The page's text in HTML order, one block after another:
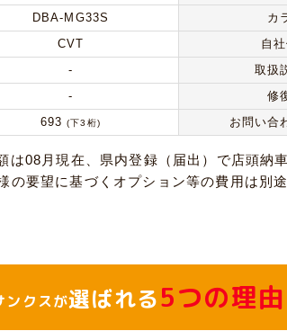
DBA-MG33S カ
CVT 自
- 取扱
- 修
693 (下3桁) お問い合
は08月現在、県内登録（届出）で店頭納
の要望に基づくオプション等の費用は別
ンクスが選ばれる5つの理